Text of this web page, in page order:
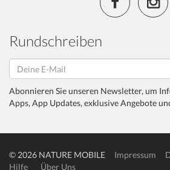
Rundschreiben
Abonnieren Sie unseren Newsletter, um
Apps, App Updates, exklusive Angebote
© 2026 NATURE MOBILE Impressum
Hilfe
Über Uns